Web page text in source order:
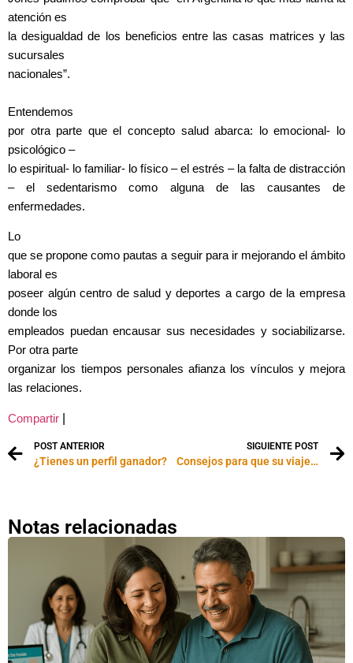
atención es
la desigualdad de los beneficios entre las casas matrices y las
sucursales
nacionales”.
Entendemos
por otra parte que el concepto salud abarca: lo emocional- lo
psicológico –
lo espiritual- lo familiar- lo físico – el estrés – la falta de distracción
– el sedentarismo como alguna de las causantes de
enfermedades.
Lo
que se propone como pautas a seguir para ir mejorando el ámbito
laboral es
poseer algún centro de salud y deportes a cargo de la empresa
donde los
empleados puedan encausar sus necesidades y sociabilizarse.
Por otra parte
organizar los tiempos personales afianza los vínculos y mejora
las relaciones.
Compartir
POST ANTERIOR
¿Tienes un perfil ganador?
SIGUIENTE POST
Consejos para que su viaje de negocios sea un éxito
Notas relacionadas